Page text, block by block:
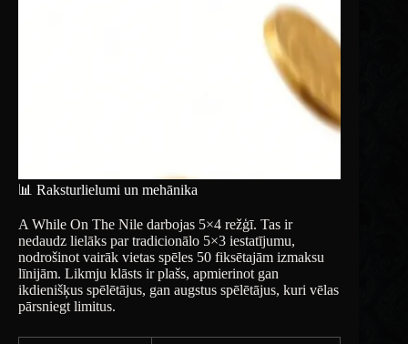
📊 Raksturlielumi un mehānika
A While On The Nile darbojas 5×4 režģī. Tas ir
nedaudz lielāks par tradicionālo 5×3 iestatījumu,
nodrošinot vairāk vietas spēles 50 fiksētajām izmaksu
līnijām. Likmju klāsts ir plašs, apmierinot gan
ikdienišķus spēlētājus, gan augstus spēlētājus, kuri vēlas
pārsniegt limitus.